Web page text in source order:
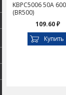
KBPC5006 50A
(BR500)
109.60 ₽
Купить